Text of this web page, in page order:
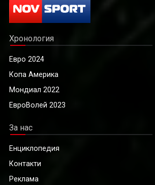
Хронология
Евро 2024
Копа Америка
Мондиал 2022
ЕвроВолей 2023
За нас
Енциклопедия
Контакти
Реклама